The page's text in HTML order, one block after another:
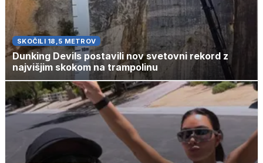
SKOČILI 18,5 METROV
Dunking Devils postavili nov svetovni rekord z
najvišjim skokom na trampolinu